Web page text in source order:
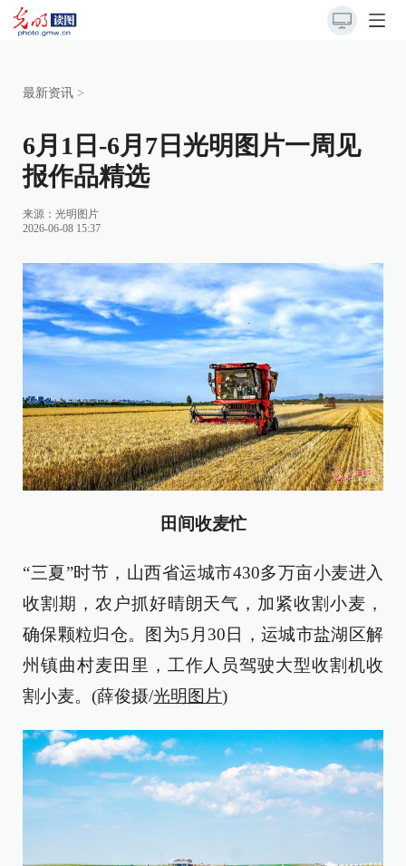
最新资讯 >
6月1日-6月7日光明图片一周见
报作品精选
来源： 光明图片
2026-06-08 15:37
田间收麦忙
“三夏”时节，山西省运城市430多万亩小麦进入
收割期，农户抓好晴朗天气，加紧收割小麦，
确保颗粒归仓。图为5月30日，运城市盐湖区解
州镇曲村麦田里，工作人员驾驶大型收割机收
割小麦。(薛俊摄/光明图片)